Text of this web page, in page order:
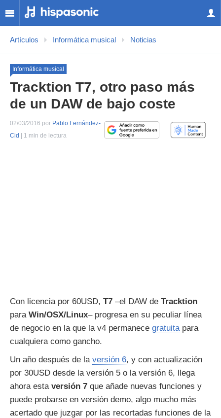
Artículos Informática musical Noticias
Informática musical
Tracktion T7, otro paso más
de un DAW de bajo coste
02/03/2016 por Pablo Fernández-
Cid
| 1 min de lectura
Con licencia por 60USD, T7 –el DAW de Tracktion
para Win/OSX/Linux– progresa en su peculiar línea
de negocio en la que la v4 permanece gratuitapara
cualquiera como gancho.
Un año después de la versión 6, y con actualización
por 30USD desde la versión 5 o la versión 6, llega
ahora esta versión 7 que añade nuevas funciones y
puede probarse en versión demo, algo mucho más
acertado que juzgar por las recortadas funciones de la